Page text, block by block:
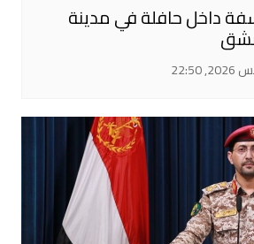
داخل حافلة في مدينة